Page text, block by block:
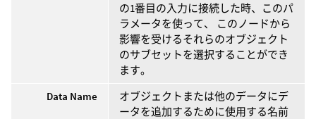
の1番目の入力に接続した時、このパ
ラメータを使って、 このノードから
影響を受けるそれらのオブジェクト
のサブセットを選択することができ
ます。
Data Name
オブジェクトまたは他のデータにデ
ータを追加するために使用する名前